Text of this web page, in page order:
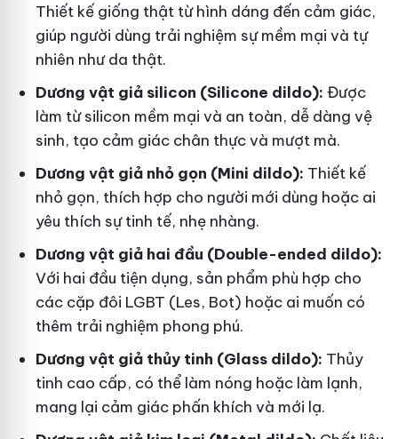
Thiết kế giống thật từ hình dáng đến cảm giác,
giúp người dùng trải nghiệm sự mềm mại và tự
nhiên như da thật.
Dương vật giả silicon (Silicone dildo): Được
làm từ silicon mềm mại và an toàn, dễ dàng vệ
sinh, tạo cảm giác chân thực và mượt mà.
Dương vật giả nhỏ gọn (Mini dildo): Thiết kế
nhỏ gọn, thích hợp cho người mới dùng hoặc ai
yêu thích sự tinh tế, nhẹ nhàng.
Dương vật giả hai đầu (Double-ended dildo):
Với hai đầu tiện dụng, sản phẩm phù hợp cho
các cặp đôi LGBT (Les, Bot) hoặc ai muốn có
thêm trải nghiệm phong phú.
Dương vật giả thủy tinh (Glass dildo): Thủy
tinh cao cấp, có thể làm nóng hoặc làm lạnh,
mang lại cảm giác phấn khích và mới lạ.